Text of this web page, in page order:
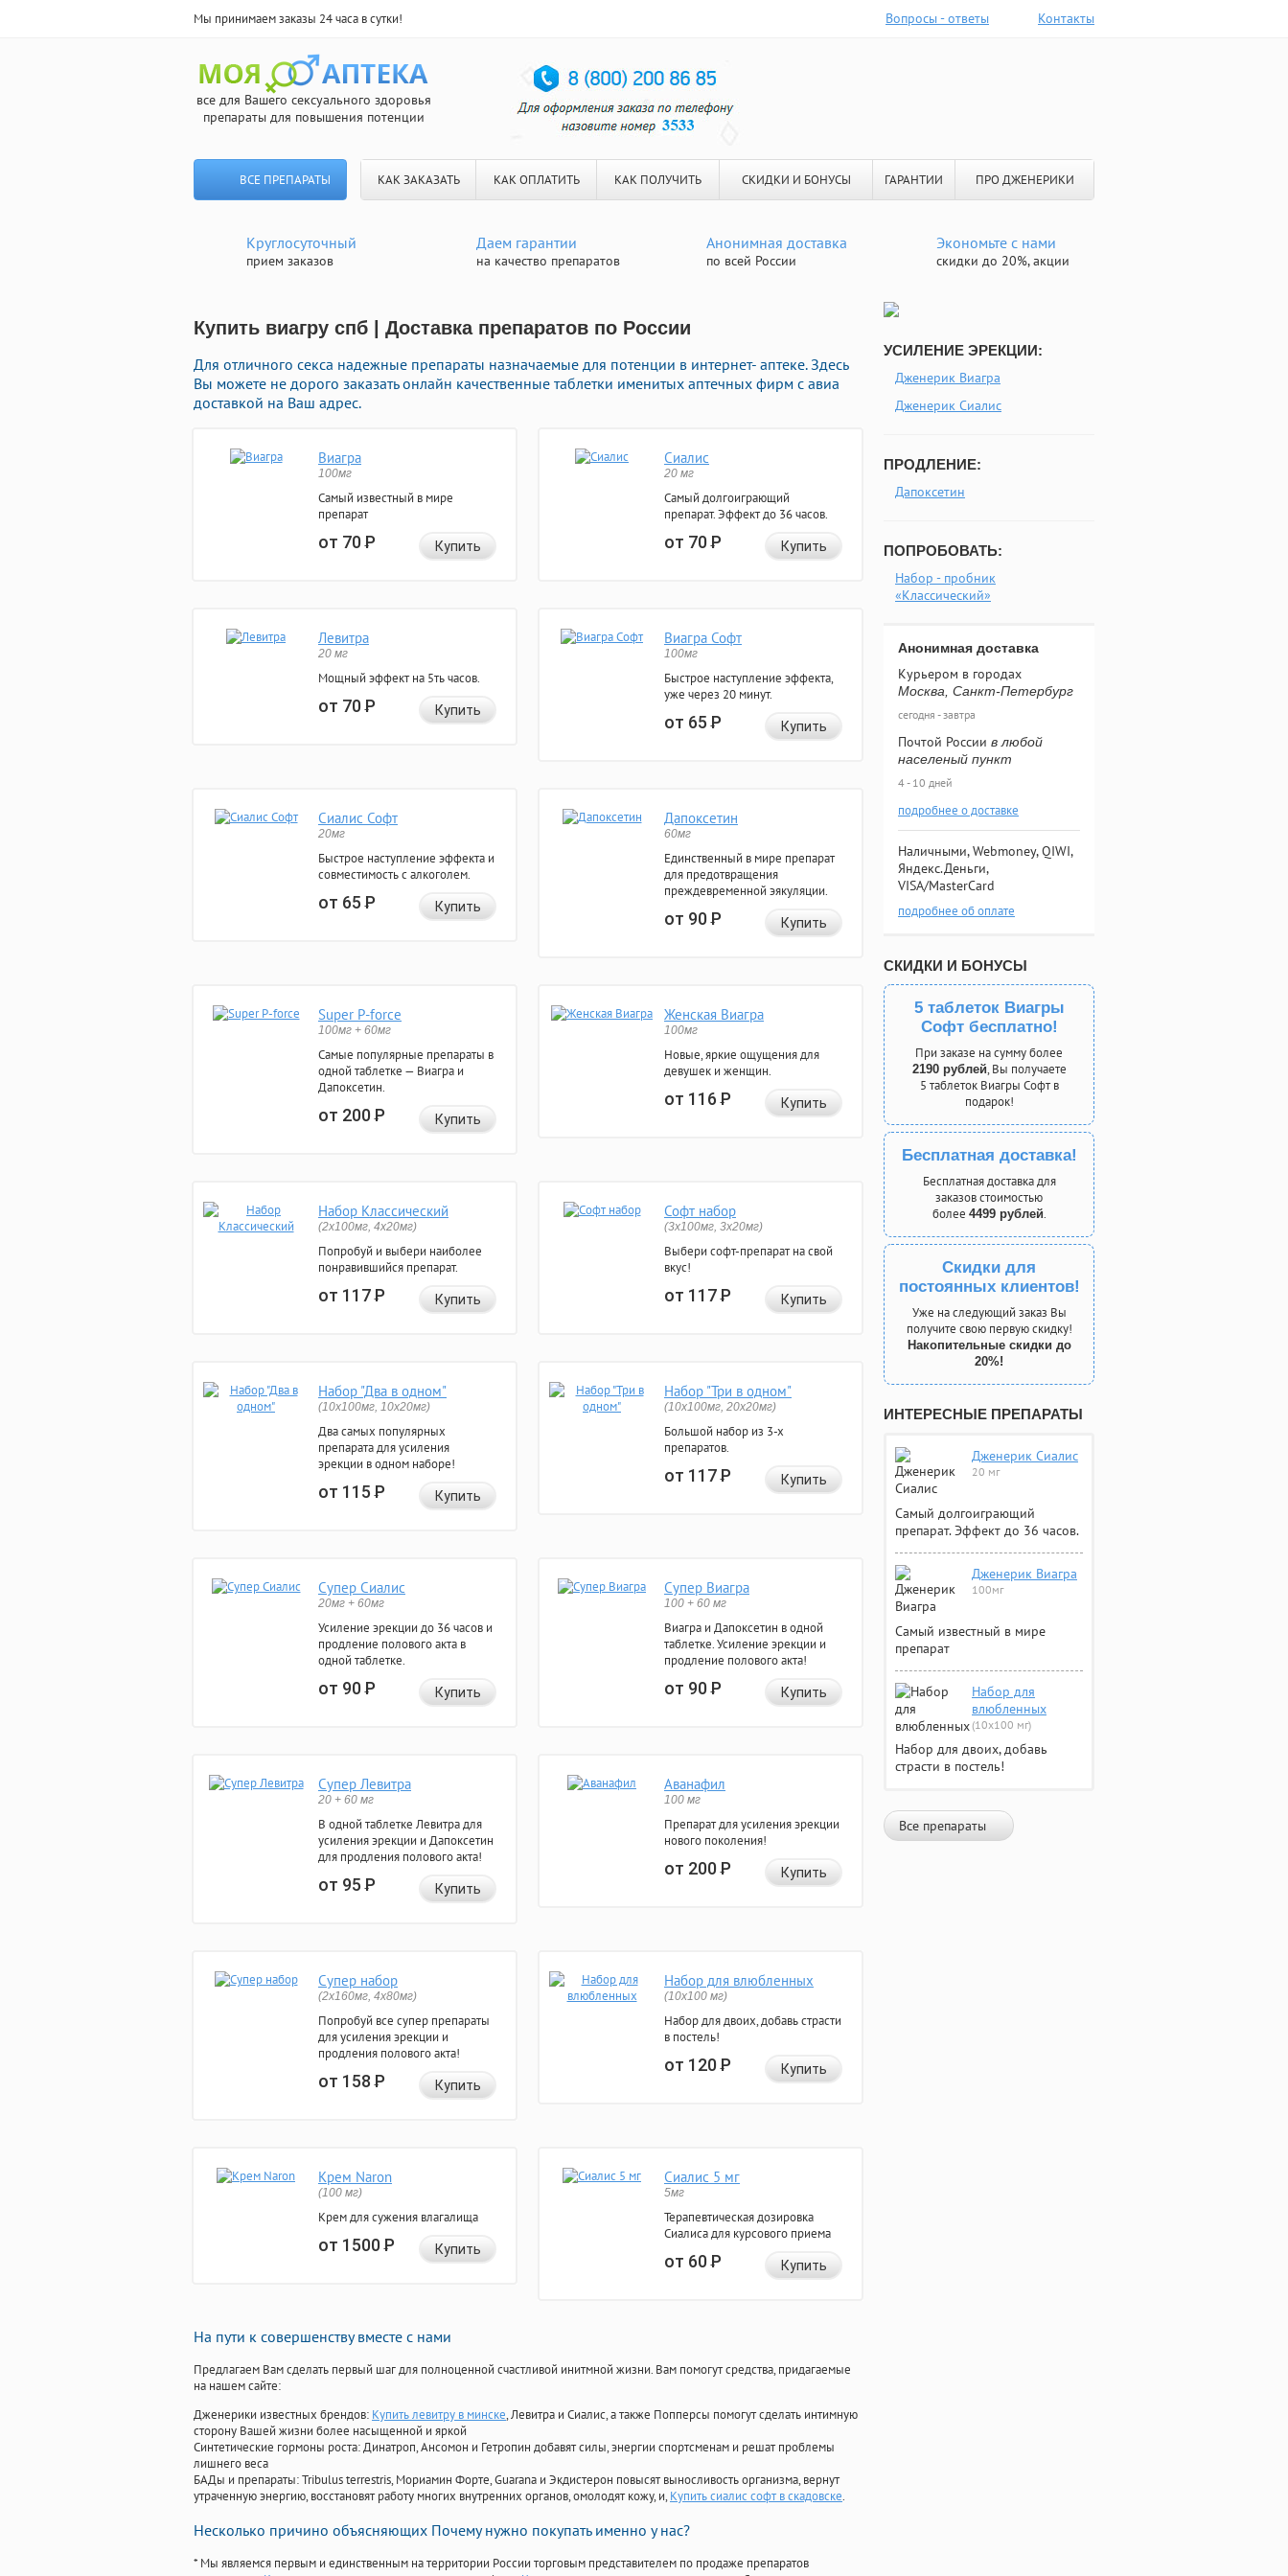
Мы принимаем заказы 24 часа в сутки! Вопросы - ответы Контакты
все для Вашего сексуального здоровья
препараты для повышения потенции
ВСЕ ПРЕПАРАТЫ КАК ЗАКАЗАТЬ КАК ОПЛАТИТЬ КАК ПОЛУЧИТЬ СКИДКИ И БОНУСЫ ГАРАНТИИ ПРО ДЖЕНЕРИКИ
Круглосуточный
прием заказов
Даем гарантии
на качество препаратов
Анонимная доставка
по всей России
Экономьте с нами
скидки до 20%, акции
Купить виагру спб | Доставка препаратов по России
Для отличного секса надежные препараты назначаемые для потенции в интернет- аптеке. Здесь
Вы можете не дорого заказать онлайн качественные таблетки именитых аптечных фирм с авиа
доставкой на Ваш адрес.
Виагра
100мг
Самый известный в мире
препарат
от 70Р Купить
Сиалис
20 мг
Самый долгоиграющий
препарат. Эффект до 36 часов.
от 70Р Купить
Левитра
20 мг
Мощный эффект на 5ть часов.
от 70Р Купить
Виагра Софт
100мг
Быстрое наступление эффекта,
уже через 20 минут.
от 65Р Купить
Сиалис Софт
20мг
Быстрое наступление эффекта и
совместимость с алкоголем.
от 65Р Купить
Дапоксетин
60мг
Единственный в мире препарат
для предотвращения
преждевременной эякуляции.
от 90Р Купить
Super P-force
100мг + 60мг
Самые популярные препараты в
одной таблетке — Виагра и
Дапоксетин.
от 200Р Купить
Женская Виагра
100мг
Новые, яркие ощущения для
девушек и женщин.
от 116Р Купить
Набор Классический
(2x100мг, 4x20мг)
Попробуй и выбери наиболее
понравившийся препарат.
от 117Р Купить
Софт набор
(3x100мг, 3x20мг)
Выбери софт-препарат на свой
вкус!
от 117Р Купить
Набор "Два в одном"
(10x100мг, 10x20мг)
Два самых популярных
препарата для усиления
эрекции в одном наборе!
от 115Р Купить
Набор "Три в одном"
(10x100мг, 20x20мг)
Большой набор из 3-х
препаратов.
от 117Р Купить
Супер Сиалис
20мг + 60мг
Усиление эрекции до 36 часов и
продление полового акта в
одной таблетке.
от 90Р Купить
Супер Виагра
100 + 60 мг
Виагра и Дапоксетин в одной
таблетке. Усиление эрекции и
продление полового акта!
от 90Р Купить
Супер Левитра
20 + 60 мг
В одной таблетке Левитра для
усиления эрекции и Дапоксетин
для продления полового акта!
от 95Р Купить
Аванафил
100 мг
Препарат для усиления эрекции
нового поколения!
от 200Р Купить
Супер набор
(2х160мг, 4х80мг)
Попробуй все супер препараты
для усиления эрекции и
продления полового акта!
от 158Р Купить
Набор для влюбленных
(10х100 мг)
Набор для двоих, добавь страсти
в постель!
от 120Р Купить
Крем Naron
(100 мг)
Крем для сужения влагалища
от 1500Р Купить
Сиалис 5 мг
5мг
Терапевтическая дозировка
Сиалиса для курсового приема
от 60Р Купить
На пути к совершенству вместе с нами
Предлагаем Вам сделать первый шаг для полноценной счастливой инитмной жизни. Вам помогут средства, придагаемые
на нашем сайте:
Дженерики известных брендов: Купить левитру в минске, Левитра и Сиалис, а также Попперсы помогут сделать интимную
сторону Вашей жизни более насыщенной и яркой
Синтетические гормоны роста: Динатроп, Ансомон и Гетропин добавят силы, энергии спортсменам и решат проблемы
лишнего веса
БАДы и препараты:Tribulus terrestris, Мориамин Форте, Guarana и Экдистерон повысят выносливость организма, вернут
утраченную энергию, восстановят работу многих внутренних органов, омолодят кожу, и, Купить сиалис софт в скадовске.
Несколько причино объясняющих Почему нужно покупать именно у нас?
* Мы являемся первым и единственным на территории России торговым представителем по продаже препаратов
УСИЛЕНИЕ ЭРЕКЦИИ:
Дженерик Виагра
Дженерик Сиалис
ПРОДЛЕНИЕ:
Дапоксетин
ПОПРОБОВАТЬ:
Набор - пробник
«Классический»
Анонимная доставка
Курьером в городах
Москва, Санкт-Петербург
сегодня - завтра
Почтой России в любой
населеный пункт
4 - 10 дней
подробнее о доставке
Наличными, Webmoney, QIWI,
Яндекс.Деньги,
VISA/MasterCard
подробнее об оплате
СКИДКИ И БОНУСЫ
5 таблеток Виагры
Софт бесплатно!
При заказе на сумму более
2190 рублей, Вы получаете
5 таблеток Виагры Софт в
подарок!
Бесплатная доставка!
Бесплатная доставка для
заказов стоимостью
более 4499 рублей.
Скидки для
постоянных клиентов!
Уже на следующий заказ Вы
получите свою первую скидку!
Накопительные скидки до
20%!
ИНТЕРЕСНЫЕ ПРЕПАРАТЫ
Дженерик Сиалис
20 мг
Самый долгоиграющий
препарат. Эффект до 36 часов.
Дженерик Виагра
100мг
Самый известный в мире
препарат
Набор для
влюбленных
(10х100 мг)
Набор для двоих, добавь
страсти в постель!
Все препараты